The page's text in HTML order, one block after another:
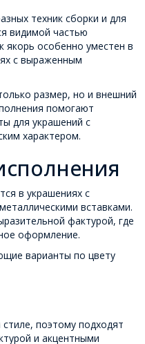
техник сборки и для
видимой частью
якорь особенно уместен в
с выраженным
размер, но и внешний
помогают
для украшений с
характером.
в украшениях с
вставками.
фактурой, где
оформление.
варианты по цвету
поэтому подходят
и акцентными